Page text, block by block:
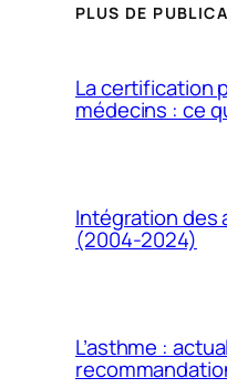
PLUS DE
La certification
médecins : ce
Intégration des
(2004-2024)
L’asthme :